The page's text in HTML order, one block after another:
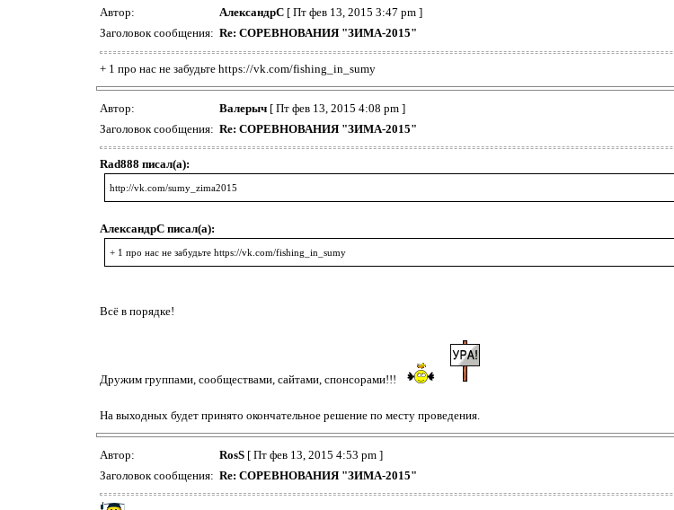
Автор: АлександрС [ Пт фев 13, 2015 3:47 pm ]
Заголовок сообщения: Re: СОРЕВНОВАНИЯ "ЗИМА-2015"
+ 1 про нас не забудьте https://vk.com/fishing_in_sumy
Автор: Валерыч [ Пт фев 13, 2015 4:08 pm ]
Заголовок сообщения: Re: СОРЕВНОВАНИЯ "ЗИМА-2015"
Rad888 писал(а):
http://vk.com/sumy_zima2015
АлександрС писал(а):
+ 1 про нас не забудьте https://vk.com/fishing_in_sumy
Всё в порядке!
Дружим группами, сообществами, сайтами, спонсорами!!!
На выходных будет принято окончательное решение по месту проведения.
Автор: RosS [ Пт фев 13, 2015 4:53 pm ]
Заголовок сообщения: Re: СОРЕВНОВАНИЯ "ЗИМА-2015"